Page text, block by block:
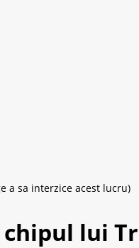
a sa interzice acest lucru)
lui